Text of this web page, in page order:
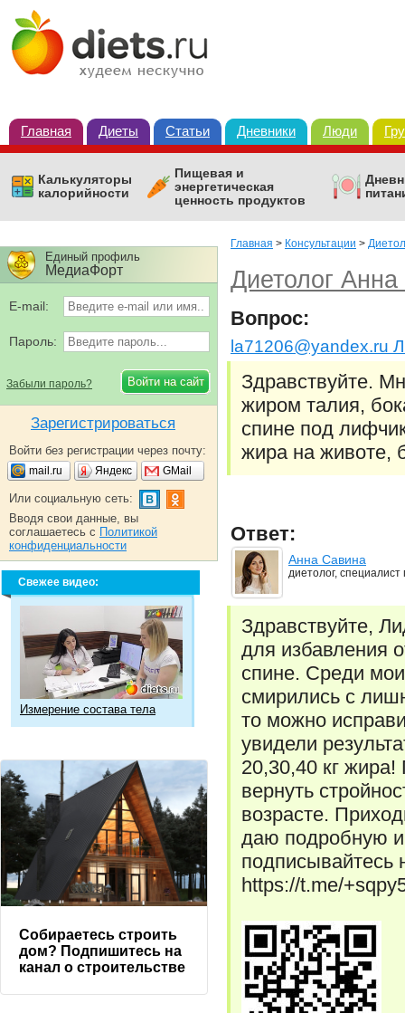
Главная Диеты Статьи Дневники Люди
Калькуляторы
калорийности
Пищевая и
энергетическая
ценность продуктов
Главная > Консультации >
Диетолог
Вопрос:
la71206@yandex.ru
Здравствуйте.
жиром талия,
спине под
жира на животе,
Ответ:
Анна Савина
диетолог,
Здравствуйте,
для избавления
спине. Среди
смирились с
то можно
увидели
20,30,40 кг
вернуть
возрасте.
даю подробную
подписывайтесь
https://t.me/
Единый профиль
МедиаФорт
E-mail:
Пароль:
Забыли пароль?
Зарегистрироваться
Войти без регистрации через почту:
mail.ru Яндекс GMail
Или социальную сеть:
Вводя свои данные, вы
соглашаетесь с Политикой
конфиденциальности
Свежее видео:
Измерение состава тела
Собираетесь строить
дом? Подпишитесь на
канал о строительстве